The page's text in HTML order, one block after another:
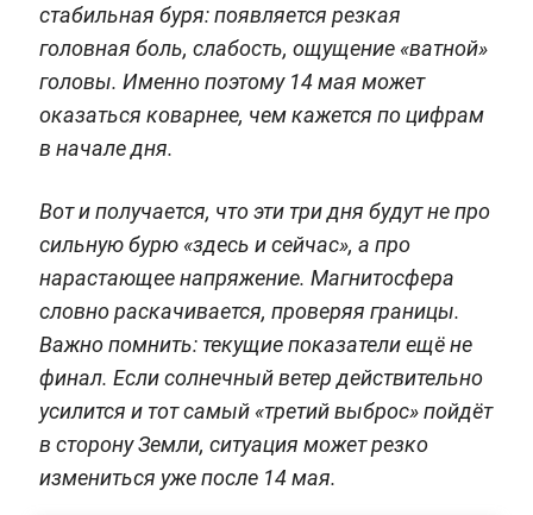
стабильная буря: появляется резкая
головная боль, слабость, ощущение «ватной»
головы. Именно поэтому 14 мая может
оказаться коварнее, чем кажется по цифрам
в начале дня.
Вот и получается, что эти три дня будут не про
сильную бурю «здесь и сейчас», а про
нарастающее напряжение. Магнитосфера
словно раскачивается, проверяя границы.
Важно помнить: текущие показатели ещё не
финал. Если солнечный ветер действительно
усилится и тот самый «третий выброс» пойдёт
в сторону Земли, ситуация может резко
измениться уже после 14 мая.